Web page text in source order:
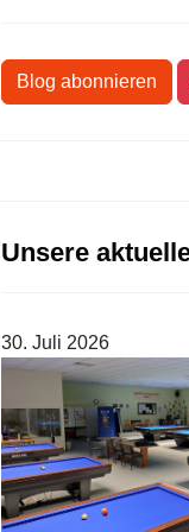
Blog abonnieren
Unsere
30. Juli 2026